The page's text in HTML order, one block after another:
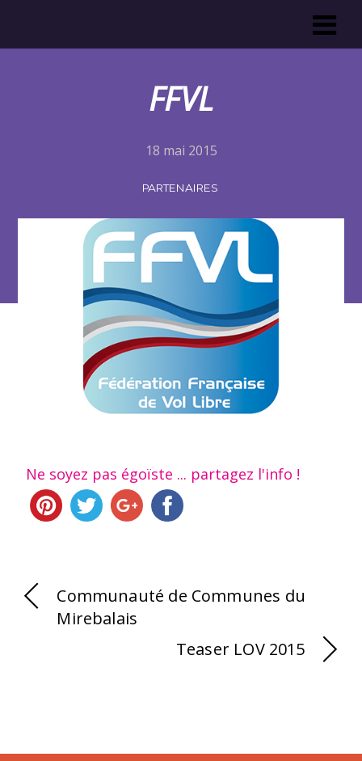
FFVL
18 mai 2015
PARTENAIRES
Ne soyez pas égoïste ... partagez l'info !
Communauté de Communes du
Mirebalais
Teaser LOV 2015